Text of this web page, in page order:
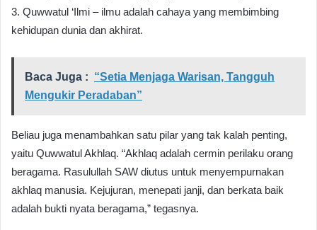
3. Quwwatul ‘Ilmi – ilmu adalah cahaya yang membimbing
kehidupan dunia dan akhirat.
Baca Juga : “Setia Menjaga Warisan, Tangguh
Mengukir Peradaban”
Beliau juga menambahkan satu pilar yang tak kalah penting,
yaitu Quwwatul Akhlaq. “Akhlaq adalah cermin perilaku orang
beragama. Rasulullah SAW diutus untuk menyempurnakan
akhlaq manusia. Kejujuran, menepati janji, dan berkata baik
adalah bukti nyata beragama,” tegasnya.